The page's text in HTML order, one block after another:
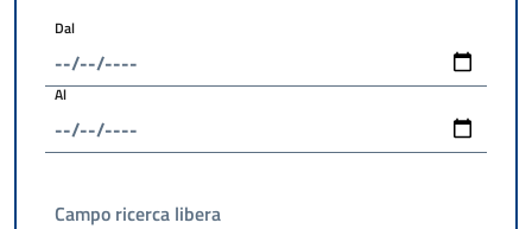
Dal
Al
Campo ricerca libera